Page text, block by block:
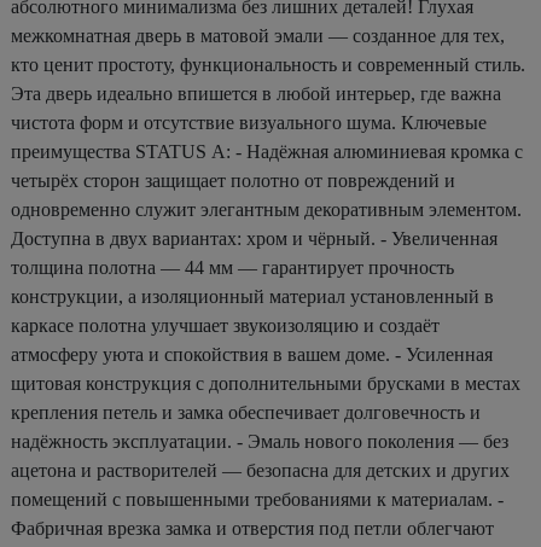
абсолютного минимализма без лишних деталей! Глухая
межкомнатная дверь в матовой эмали — созданное для тех,
кто ценит простоту, функциональность и современный стиль.
Эта дверь идеально впишется в любой интерьер, где важна
чистота форм и отсутствие визуального шума. Ключевые
преимущества STATUS А: - Надёжная алюминиевая кромка с
четырёх сторон защищает полотно от повреждений и
одновременно служит элегантным декоративным элементом.
Доступна в двух вариантах: хром и чёрный. - Увеличенная
толщина полотна — 44 мм — гарантирует прочность
конструкции, а изоляционный материал установленный в
каркасе полотна улучшает звукоизоляцию и создаёт
атмосферу уюта и спокойствия в вашем доме. - Усиленная
щитовая конструкция с дополнительными брусками в местах
крепления петель и замка обеспечивает долговечность и
надёжность эксплуатации. - Эмаль нового поколения — без
ацетона и растворителей — безопасна для детских и других
помещений с повышенными требованиями к материалам. -
Фабричная врезка замка и отверстия под петли облегчают